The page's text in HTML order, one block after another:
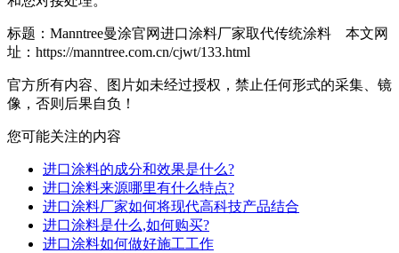
标题：Manntree曼涂官网进口涂料厂家取代传统涂料 本文网
址：https://manntree.com.cn/cjwt/133.html
官方所有内容、图片如未经过授权，禁止任何形式的采集、镜
像，否则后果自负！
您可能关注的内容
进口涂料的成分和效果是什么?
进口涂料来源哪里有什么特点?
进口涂料厂家如何将现代高科技产品结合
进口涂料是什么,如何购买?
进口涂料如何做好施工工作